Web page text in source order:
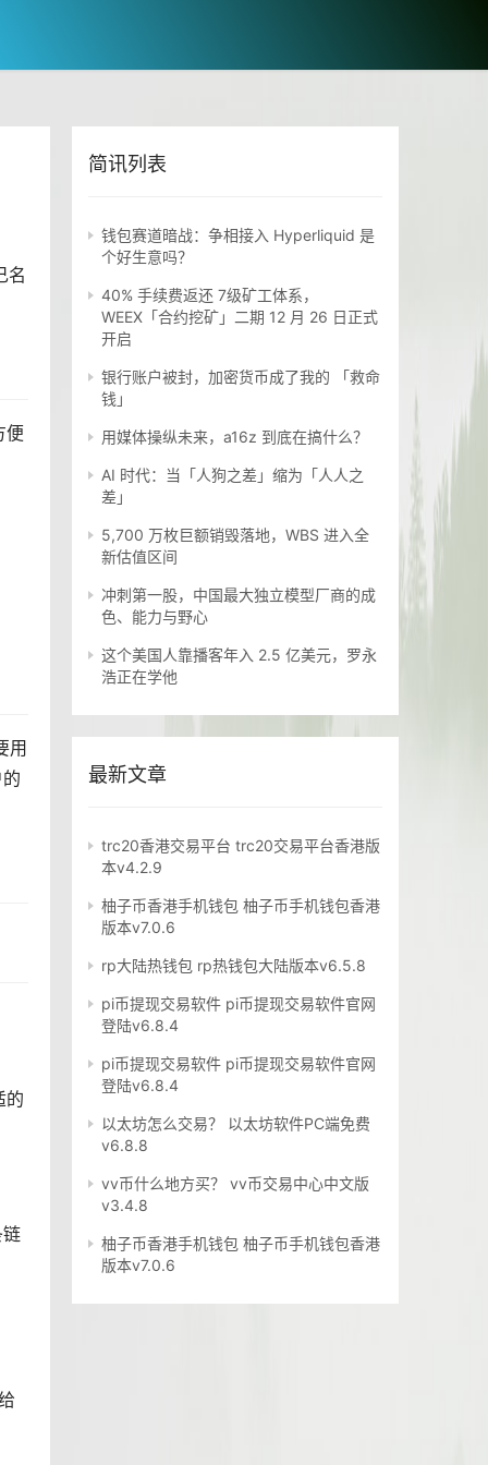
名
便
用
的
简讯列表
钱包赛道暗战：争相接入 Hyperliquid 是
个好生意吗？
40% 手续费返还 7级矿工体系，
WEEX「合约挖矿」二期 12 月 26 日正式
开启
银行账户被封，加密货币成了我的 「救命
钱」
用媒体操纵未来，a16z 到底在搞什么？
AI 时代：当「人狗之差」缩为「人人之
差」
5,700 万枚巨额销毁落地，WBS 进入全
新估值区间
冲刺第一股，中国最大独立模型厂商的成
色、能力与野心
这个美国人靠播客年入 2.5 亿美元，罗永
浩正在学他
最新文章
trc20香港交易平台 trc20交易平台香港版
本v4.2.9
柚子币香港手机钱包 柚子币手机钱包香港
版本v7.0.6
rp大陆热钱包 rp热钱包大陆版本v6.5.8
pi币提现交易软件 pi币提现交易软件官网
登陆v6.8.4
pi币提现交易软件 pi币提现交易软件官网
登陆v6.8.4
以太坊怎么交易？ 以太坊软件PC端免费
v6.8.8
vv币什么地方买？ vv币交易中心中文版
v3.4.8
柚子币香港手机钱包 柚子币手机钱包香港
版本v7.0.6